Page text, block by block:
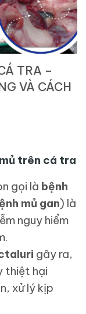
TRA –
VÀ CÁCH
trên cá tra
gọi là bệnh
mủ gan) là
nguy hiểm
gây ra,
thiệt hại
xử lý kịp